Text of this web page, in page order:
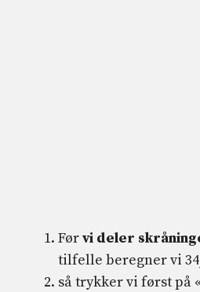
Førvi deler
tilfelle beregner vi
så trykker vi først på